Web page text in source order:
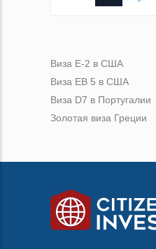
Виза Е-2 в США
Виза ЕВ 5 в США
Виза D7 в Португалии
Золотая виза Греции